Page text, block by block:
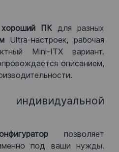
хороший ПКдля разных
Ultra-настроек, рабочая
Mini-ITX вариант.
описанием,
позволяет
под ваши нужды.